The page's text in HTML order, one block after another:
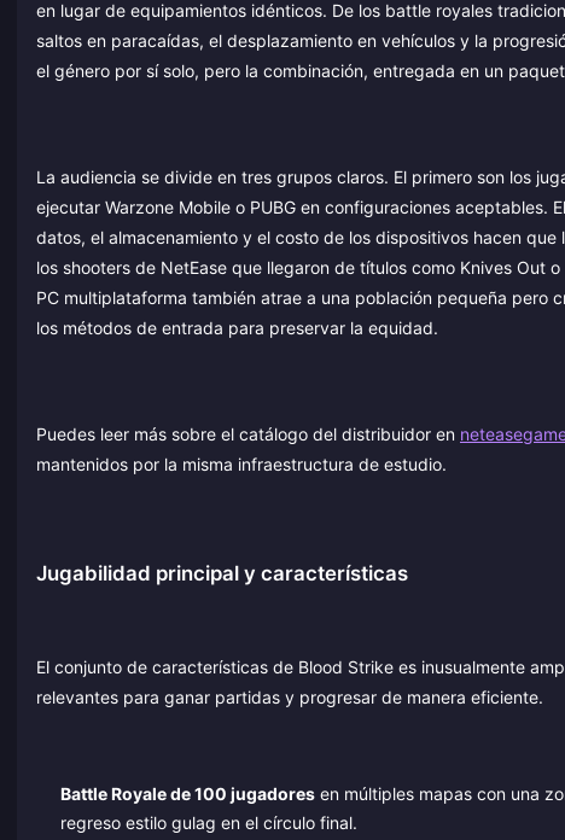
en lugar de equipamientos idénticos. De los battle royales
saltos en paracaídas, el desplazamiento en vehículos y la
el género por sí solo, pero la combinación, entregada en un
La audiencia se divide en tres grupos claros. El primero son los
ejecutar Warzone Mobile o PUBG en configuraciones
datos, el almacenamiento y el costo de los dispositivos hacen
los shooters de NetEase que llegaron de títulos como Knives Out
PC multiplataforma también atrae a una población pequeña pero
los métodos de entrada para preservar la equidad.
Puedes leer más sobre el catálogo del distribuidor en
mantenidos por la misma infraestructura de estudio.
Jugabilidad principal y características
El conjunto de características de Blood Strike es inusualmente
relevantes para ganar partidas y progresar de manera eficiente.
Battle Royale de 100 jugadoresen múltiples mapas con una
regreso estilo gulag en el círculo final.